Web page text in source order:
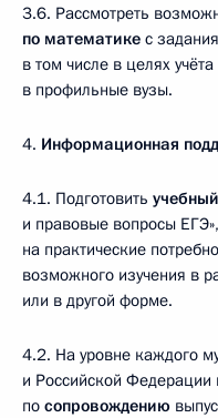
3.6. Рассмотреть
по математике с
в том числе в целях
в профильные вузы.
4. Информационная
4.1. Подготовить
и правовые вопросы
на практические
возможного изучения в
или в другой форме.
4.2. На уровне каждого
и Российской
по сопровождению